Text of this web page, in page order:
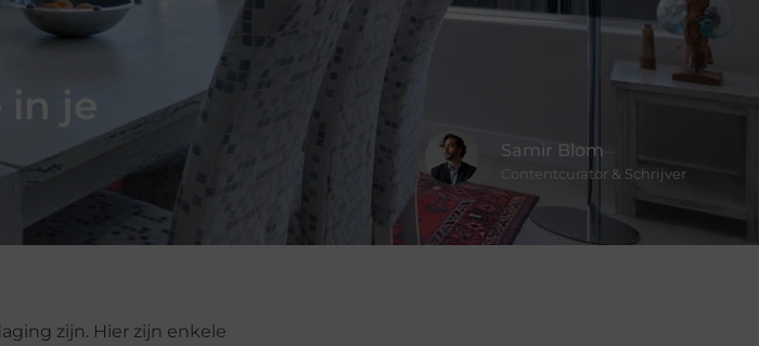
in je
Samir Blom
Contentcurator & Schrijver
zijn. Hier zijn enkele